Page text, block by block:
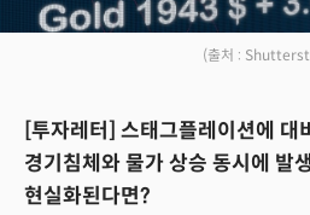
(출처 :
[투자레터] 스태그플레이션에 대
경기침체와 물가 상승 동시에 발
현실화된다면?